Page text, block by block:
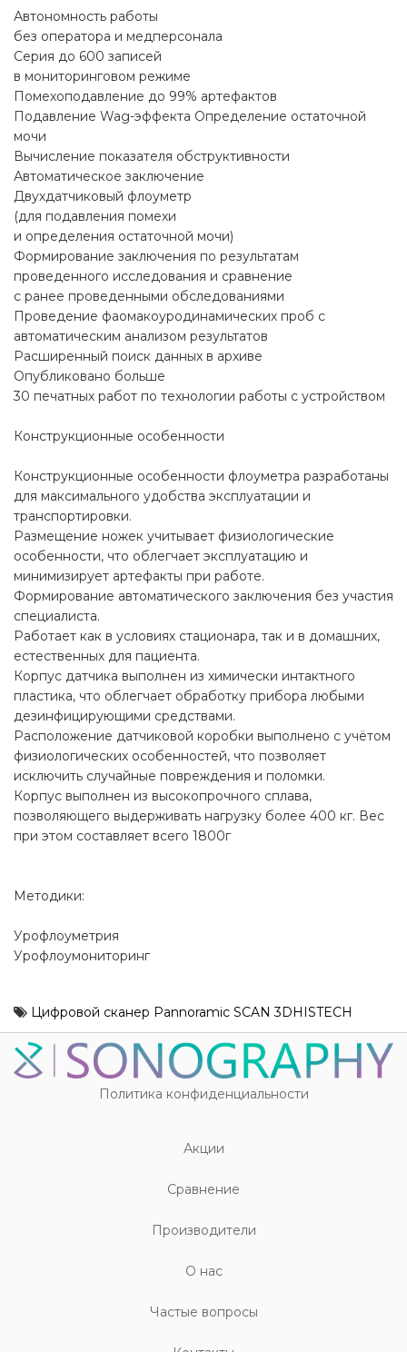
Автономность работы
без оператора и медперсонала
Серия до 600 записей
в мониторинговом режиме
Помехоподавление до 99% артефактов
Подавление Wag-эффекта Определение остаточной
мочи
Вычисление показателя обструктивности
Автоматическое заключение
Двухдатчиковый флоуметр
(для подавления помехи
и определения остаточной мочи)
Формирование заключения по результатам
проведенного исследования и сравнение
с ранее проведенными обследованиями
Проведение фаомакоуродинамических проб с
автоматическим анализом результатов
Расширенный поиск данных в архиве
Опубликовано больше
30 печатных работ по технологии работы с устройством
Конструкционные особенности
Конструкционные особенности флоуметра разработаны
для максимального удобства эксплуатации и
транспортировки.
Размещение ножек учитывает физиологические
особенности, что облегчает эксплуатацию и
минимизирует артефакты при работе.
Формирование автоматического заключения без участия
специалиста.
Работает как в условиях стационара, так и в домашних,
естественных для пациента.
Корпус датчика выполнен из химически интактного
пластика, что облегчает обработку прибора любыми
дезинфицирующими средствами.
Расположение датчиковой коробки выполнено с учётом
физиологических особенностей, что позволяет
исключить случайные повреждения и поломки.
Корпус выполнен из высокопрочного сплава,
позволяющего выдерживать нагрузку более 400 кг. Вес
при этом составляет всего 1800г
Методики:
Урофлоуметрия
Урофлоумониторинг
Цифровой сканер Pannoramic SCAN 3DHISTECH
Политика конфиденциальности
Акции
Cравнение
Производители
О нас
Частые вопросы